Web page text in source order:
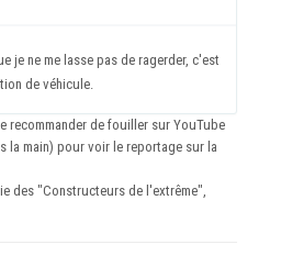
je ne me lasse pas de ragerder, c'est
de véhicule.
recommander de fouiller sur YouTube
la main) pour voir le reportage sur la
des "Constructeurs de l'extrême",